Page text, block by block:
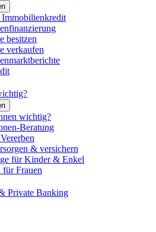
besitzen
verkaufen
wichtig?
Beratung
& versichern
für Kinder & Enkel
für Frauen
Private Banking